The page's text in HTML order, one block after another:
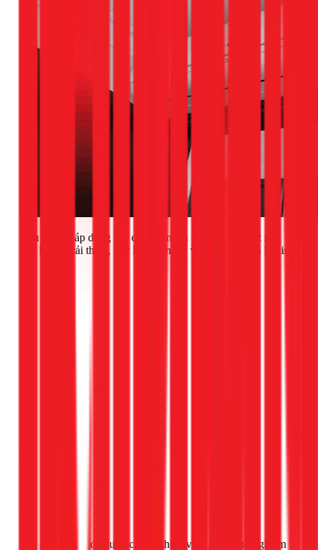
Nếu bạn đã áp dụng các cách trên mà tình trạng nghẹt mũi
vẫn không cải thiện, hãy liên hệ ngay với 1Fix.vn qua hotline
để được các kỹ thuật viên giàu kinh nghiệm